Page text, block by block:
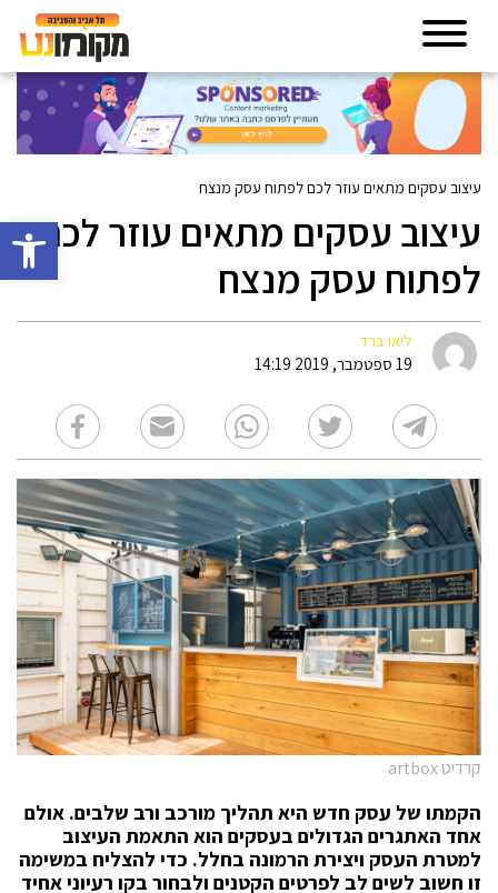
פתח
עיצוב עסקים מתאים עוזר לכם לפתוח עסק מנצח
עיצוב עסקים מתאים עוזר לכם
לפתוח עסק מנצח
ליאו ברד
19 ספטמבר, 2019 14:19
קרדיט artbox
הקמתו של עסק חדש היא תהליך מורכב ורב שלבים. אולם
אחד האתגרים הגדולים בעסקים הוא התאמת העיצוב
למטרת העסק ויצירת הרמונה בחלל. כדי להצליח במשימה
זו חשוב לשים לב לפרטים הקטנים ולבחור בקו רעיוני אחיד